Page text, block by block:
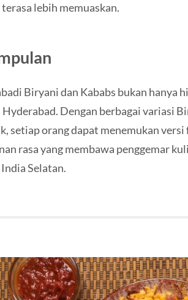
lebih memuaskan.
Biryani dan Kababs bukan hanya
Hyderabad. Dengan berbagai variasi
setiap orang dapat menemukan
rasa yang membawa penggemar
Selatan.